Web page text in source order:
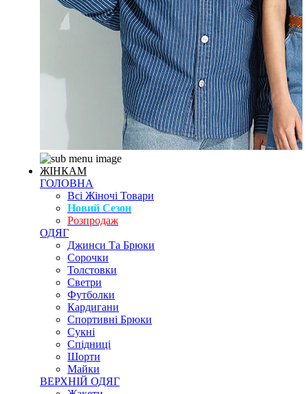
ЖІНКАМ
ГОЛОВНА
Всі Жіночі Товари
Новий Сезон
Розпродаж
ОДЯГ
Джинси Та Брюки
Сорочки
Толстовки
Светри
Футболки
Кардигани
Спортивні Брюки
Сукні
Спідниці
Шорти
Майки
ВЕРХНІЙ ОДЯГ